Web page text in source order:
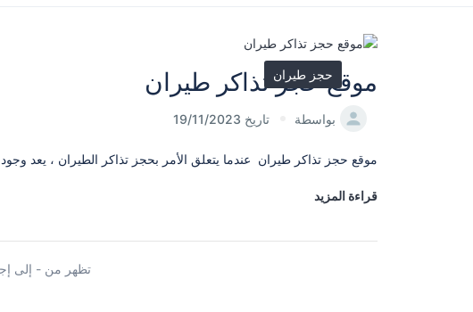
حجز طيران
موقع حجز تذاكر طيران
بواسطة تاريخ 19/11/2023
موقع حجز تذاكر طيران عندما يتعلق الأمر بحجز تذاكر الطيران ، يعد
قراءة المزيد
تظهر من - إلى